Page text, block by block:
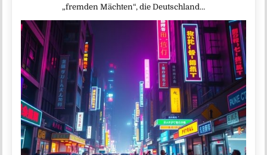
„fremden Mächten“, die Deutschland…